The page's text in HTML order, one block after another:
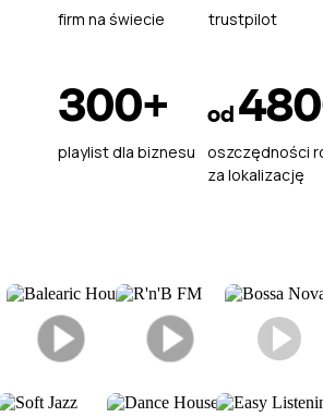
300+
playlist dla biznesu
od
oszczędności
za lokalizację
firm na świecie trustpilot